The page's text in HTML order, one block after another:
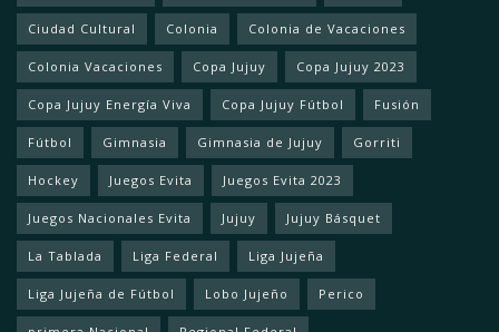
Ciudad Cultural Colonia Colonia de Vacaciones
Colonia Vacaciones Copa Jujuy Copa Jujuy 2023
Copa Jujuy Energía Viva Copa Jujuy Fútbol Fusión
Fútbol Gimnasia Gimnasia de Jujuy Gorriti
Hockey Juegos Evita Juegos Evita 2023
Juegos Nacionales Evita Jujuy Jujuy Básquet
La Tablada Liga Federal Liga Jujeña
Liga Jujeña de Fútbol Lobo Jujeño Perico